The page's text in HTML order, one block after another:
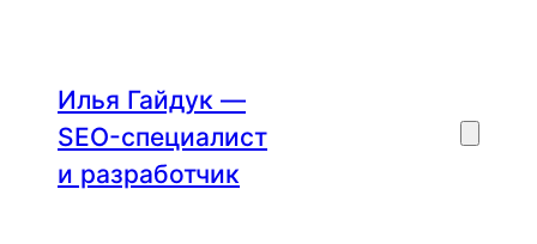
содержимому
Илья Гайдук —
SEO-специалист
и разработчик